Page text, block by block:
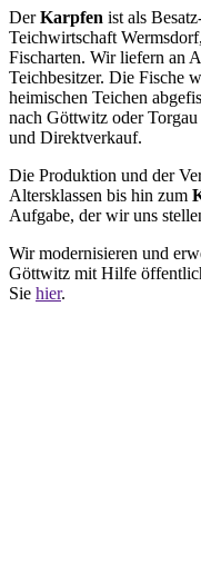
DerKarpfen ist als
Teichwirtschaft
Fischarten. Wir liefern an
Teichbesitzer. Die Fische
heimischen Teichen
nach Göttwitz oder
und Direktverkauf.
Die Produktion und der
Altersklassen bis hin zum
Aufgabe, der wir uns
Wir modernisieren und
Göttwitz mit Hilfe
Sie hier.